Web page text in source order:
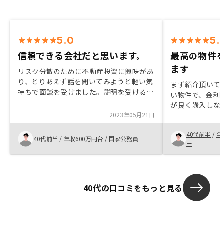
5.0
信頼できる会社だと思います。
リスク分散のために不動産投資に興味があ
り、とりあえず話を聞いてみようと軽い気
持ちで面談を受けました。説明を受けるな
したが、全て納得できるように丁寧に返答
があり、信頼できる会社だと判断し、投資
することに決めました。
2023年05月21日
40代前半 / 年収600万円台 / 国家公務員
最高の物件
ます
まず紹介頂い
い物件で、金
が良く購入し
いただいてお
ただいており
ります
40代前半 /
ー
40代の口コミをもっと見る